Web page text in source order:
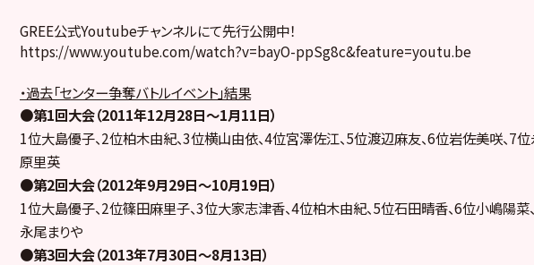
GREE公式Youtubeチャンネルにて先行公開中！
https://www.youtube.com/watch?v=bayO-ppSg8c&feature=youtu.be
・過去「センター争奪バトルイベント」結果
●第1回大会（2011年12月28日～1月11日）
1位大島優子、2位柏木由紀、3位横山由依、4位宮澤佐江、5位渡辺麻友、6位岩佐美咲、7位
原里英
●第2回大会（2012年9月29日～10月19日）
1位大島優子、2位篠田麻里子、3位大家志津香、4位柏木由紀、5位石田晴香、6位小嶋陽菜
永尾まりや
●第3回大会（2013年7月30日～8月13日）